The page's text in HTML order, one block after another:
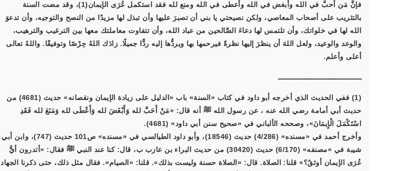
فإنَّ مَن أحبَّ في الله وأبغض في الله وأعطى في الله ومنع لله فقد استكمل عُرَى الإيمان(1)، وقد مضت السنة
بالتثريب على أصحاب المعاصي، ولكن نصيحتي يا بني أن تصبرَ عليها وأن تبذل لها مزيدًا من النصح والتوجيه، وأن تدعوَ
الله لها في خلواتك، وأن تلتمس لها دعاءَ الصَّالحين من عباد الله، وأن تتفاوت معاملتك معها بين الترغيب والترهيب،
والوعد والوعيد، ولعل اللهَ أن ينظرَ إليها نظرةً فيرحمها بها ويردُّها إليه ردًّا جميلًا. زادَك اللهُ حِرْصًا وتوفيقًا. واللهُ تعالى
أعلى وأعلم.
ـــــــــــــــــــــــــــــــــــــ
(1) ففي الحديث الذي أخرجه أبو داود في كتاب «السنة» باب «الدليل على زيادة الإيمان ونقصانه» حديث (4681) من
حديث أبي أمامة رضي الله عنه ، عن رسول الله ﷺ أنه قال: «مَنْ أَحَبَّ لله وَأَبْغَضَ لله وَأَعْطَى لله وَمَنَعَ لله فَقَدِ
اسْتَكْمَلَ الْإِيمَانَ»، وصححه الألباني في «صحيح سنن أبي داود» (4681).
وأخرج أحمد في «مسنده» (4/286) حديث (18546)، وأبو داود الطيالسي في «مسنده» ص101 حديث (747)، وابن أبي
شيبة في «مصنفه» (6/170) حديث (30420) من حديث البراء بن عازب ب، قال: كنا عند النبي ﷺ فقال: «أتدرون أيُّ
عُرَى الإيمان أوثقُ؟» قلنا: الصلاة. قال: «الصلاة حسنة وليست بذلك». قلنا: «الصيام». فقال مثل ذلك، حتى ذكرنا الجهاد